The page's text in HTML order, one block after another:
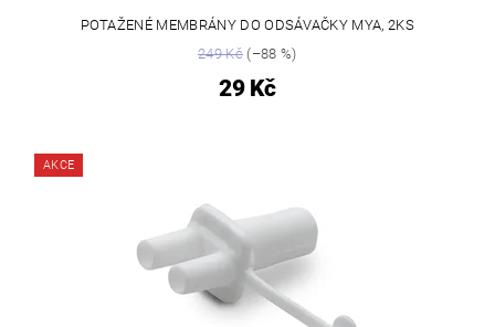
POTAŽENÉ MEMBRÁNY DO ODSÁVAČKY MYA, 2KS
249 Kč(–88 %)
29 Kč
AKCE